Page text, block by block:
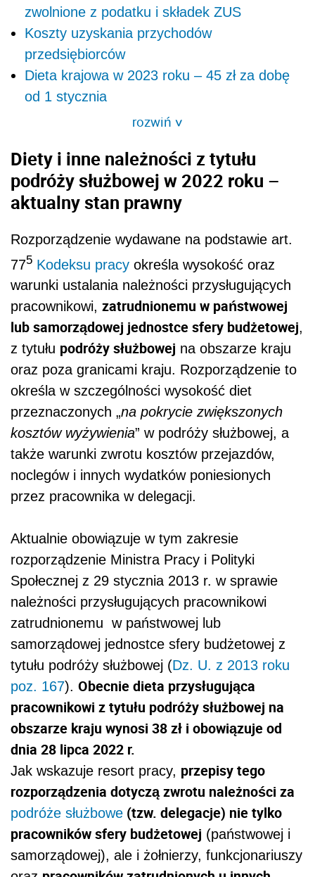
zwolnione z podatku i składek ZUS
Koszty uzyskania przychodów
przedsiębiorców
Dieta krajowa w 2023 roku – 45 zł za dobę
od 1 stycznia
rozwiń>
Diety i inne należności z tytułu
podróży służbowej w 2022 roku –
aktualny stan prawny
Rozporządzenie wydawane na podstawie art.
775 Kodeksu pracy określa wysokość oraz
warunki ustalania należności przysługujących
pracownikowi, zatrudnionemu w państwowej
lub samorządowej jednostce sfery budżetowej,
z tytułu podróży służbowej na obszarze kraju
oraz poza granicami kraju. Rozporządzenie to
określa w szczególności wysokość diet
przeznaczonych „na pokrycie zwiększonych
kosztów wyżywienia” w podróży służbowej, a
także warunki zwrotu kosztów przejazdów,
noclegów i innych wydatków poniesionych
przez pracownika w delegacji.
Aktualnie obowiązuje w tym zakresie
rozporządzenie Ministra Pracy i Polityki
Społecznej z 29 stycznia 2013 r. w sprawie
należności przysługujących pracownikowi
zatrudnionemu w państwowej lub
samorządowej jednostce sfery budżetowej z
tytułu podróży służbowej (Dz. U. z 2013 roku
poz. 167). Obecnie dieta przysługująca
pracownikowi z tytułu podróży służbowej na
obszarze kraju wynosi 38 zł i obowiązuje od
dnia 28 lipca 2022 r.
Jak wskazuje resort pracy, przepisy tego
rozporządzenia dotyczą zwrotu należności za
podróże służbowe (tzw. delegacje) nie tylko
pracowników sfery budżetowej (państwowej i
samorządowej), ale i żołnierzy, funkcjonariuszy